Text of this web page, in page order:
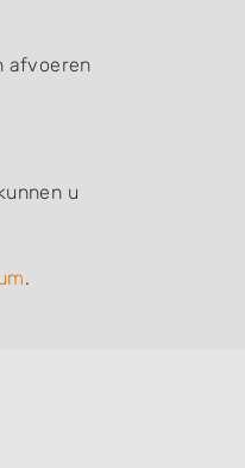
afvoeren
u
.